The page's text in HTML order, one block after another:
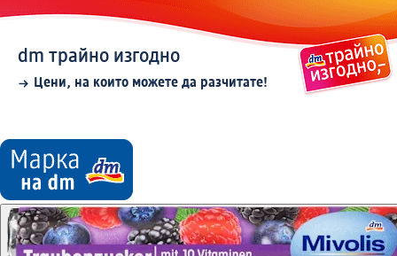
dm трайно изгодно
Цени, на които можете да разчитате!